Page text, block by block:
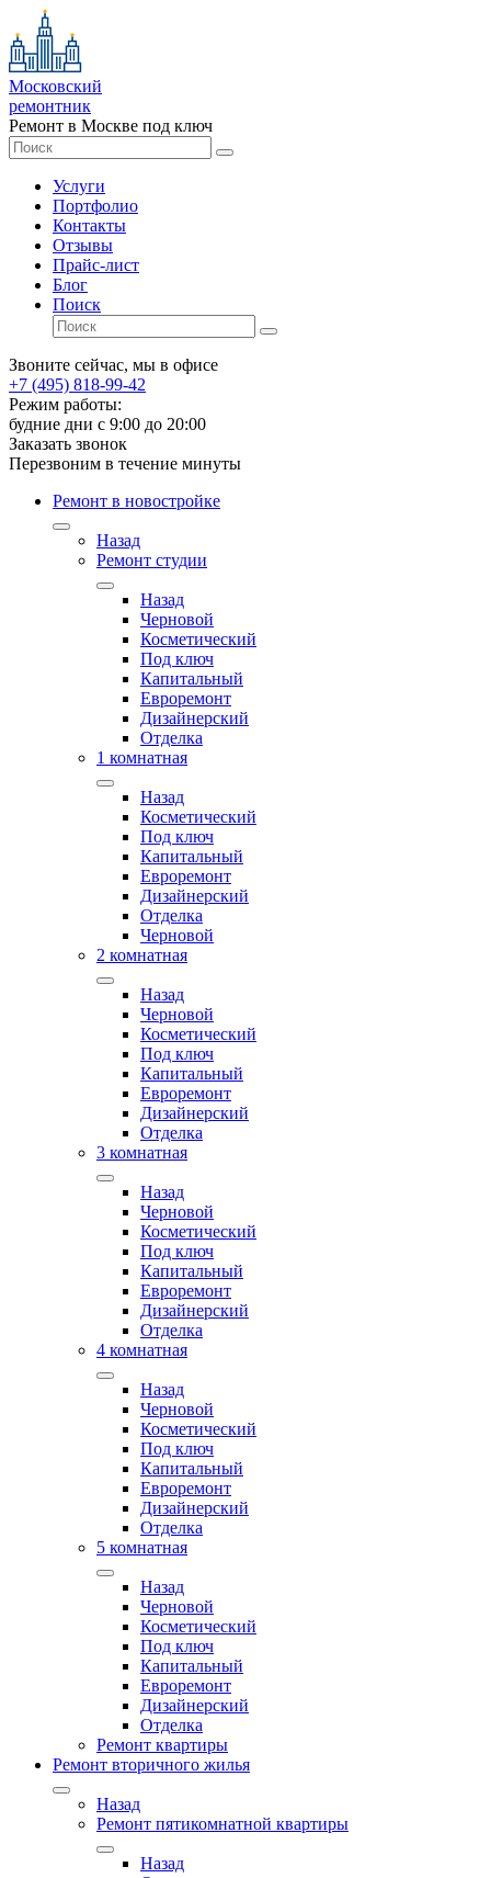
Московский
ремонтник
Ремонт в Москве под ключ
Услуги
Портфолио
Контакты
Отзывы
Прайс-лист
Блог
Поиск
Звоните сейчас, мы в офисе
+7 (495) 818-99-42
Режим работы:
будние дни с 9:00 до 20:00
Заказать звонок
Перезвоним в течение минуты
Ремонт в новостройке
Назад
Ремонт студии
Назад
Черновой
Косметический
Под ключ
Капитальный
Евроремонт
Дизайнерский
Отделка
1 комнатная
Назад
Косметический
Под ключ
Капитальный
Евроремонт
Дизайнерский
Отделка
Черновой
2 комнатная
Назад
Черновой
Косметический
Под ключ
Капитальный
Евроремонт
Дизайнерский
Отделка
3 комнатная
Назад
Черновой
Косметический
Под ключ
Капитальный
Евроремонт
Дизайнерский
Отделка
4 комнатная
Назад
Черновой
Косметический
Под ключ
Капитальный
Евроремонт
Дизайнерский
Отделка
5 комнатная
Назад
Черновой
Косметический
Под ключ
Капитальный
Евроремонт
Дизайнерский
Отделка
Ремонт квартиры
Ремонт вторичного жилья
Назад
Ремонт пятикомнатной квартиры
Назад